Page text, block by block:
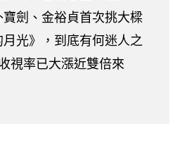
劍、金裕貞首次挑大樑
光》，到底有何迷人之
視率已大漲近雙倍來